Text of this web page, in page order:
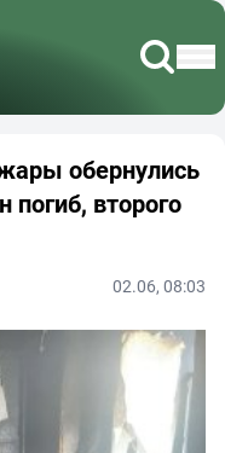
обернулись
погиб, второго
02.06, 08:03